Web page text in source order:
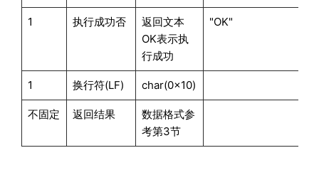
1 执行成功否
返回文本
OK表示执
行成功
"OK"
1 换行符(LF) char(0x10)
不固定 返回结果
数据格式参
考第3节